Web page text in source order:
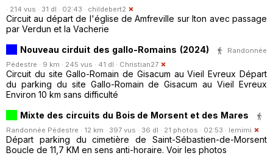
· 214 vus · 31 dl · 02:43 · childebert2
Circuit au départ de l'église de Amfreville sur Iton avec passage
par Verdun et la Vacherie
Nouveau cirduit des gallo-Romains (2024)
Randonnée
Pédestre · 9 km · 245 vus · 41 dl · Christian27
Circuit du site Gallo-Romain de Gisacum au Vieil Evreux Départ
du parking du site Gallo-Romain de Gisacum au Vieil Evreux
Environ 10 km sans difficulté
Mixte des circuits du Bois de Morsent et des Mares
Randonnée Pédestre · 12 km · 397 vus · 36 dl · 21 photos · 02:53 · lemimi
Départ parking du cimetière de Saint-Sébastien-de-Morsent
Boucle de 11,7 KM en sens anti-horaire. Voir les photos